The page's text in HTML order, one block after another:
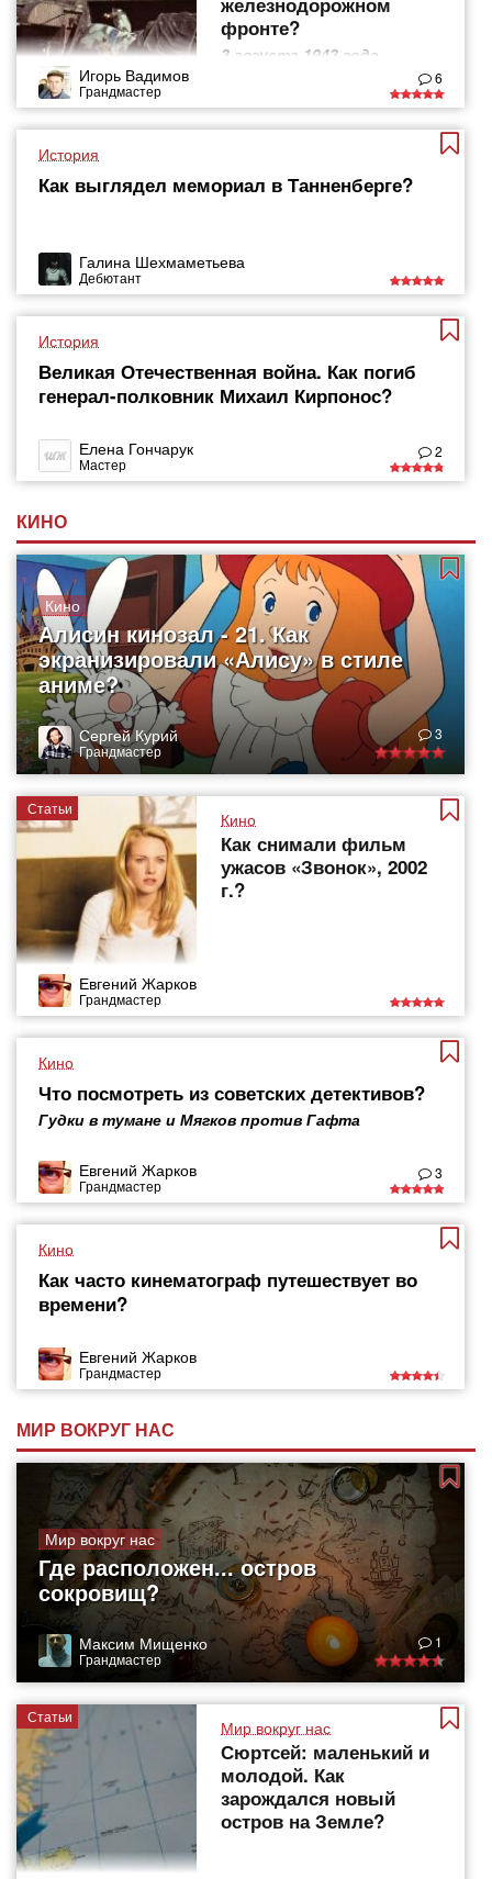
фронте?
3 августа 1943 года
Игорь Вадимов
Грандмастер
6
История
Как выглядел мемориал в Танненберге?
Галина Шехмаметьева
Дебютант
История
Великая Отечественная война. Как погиб
генерал-полковник Михаил Кирпонос?
Елена Гончарук
Мастер
2
КИНО
Кино
Алисин кинозал - 21. Как
экранизировали «Алису» в стиле
аниме?
Сергей Курий
Грандмастер
3
Статьи
Кино
Как снимали фильм
ужасов «Звонок», 2002
г.?
Евгений Жарков
Грандмастер
Кино
Что посмотреть из советских детективов?
Гудки в тумане и Мягков против Гафта
Евгений Жарков
Грандмастер
3
Кино
Как часто кинематограф путешествует во
времени?
Евгений Жарков
Грандмастер
МИР ВОКРУГ НАС
Мир вокруг нас
Где расположен... остров
сокровищ?
Максим Мищенко
Грандмастер
1
Статьи
Мир вокруг нас
Сюртсей: маленький и
молодой. Как
зарождался новый
остров на Земле?